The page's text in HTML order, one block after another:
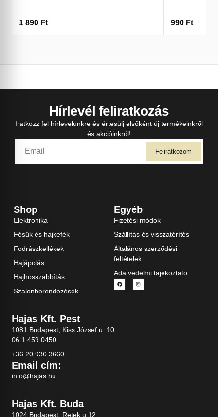
1 890 Ft 990 Ft
Hírlevél feliratkozás
Iratkozz fel hírlevelünkre és értesülj elsőként új termékeinkről
és akcióinkról!
Feliratkozom
Shop
Elektronika
Fésűk és hajkefék
Fodrászkellékek
Hajápolás
Hajhosszabbítás
Szalonberendezések
Egyéb
Fizetési módok
Szállítás és visszatérítés
Általános szerződési
feltételek
Adatvédelmi tájékoztató
Hajas Kft. Pest
1081 Budapest, Kiss József u. 10.
06 1 459 0450
+36 20 936 3660
Email cím:
info@hajas.hu
Hajas Kft. Buda
1024 Budapest, Retek u 12.